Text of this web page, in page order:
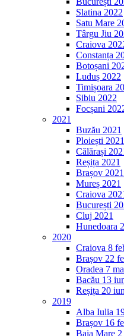
Slatina 2022
Satu Mare
Târgu Jiu
Craiova
Constanța
Botoșani
Luduș 2022
Timișoara
Sibiu 2022
Focșani
2021
Buzău 2021
Ploiești 2021
Călărași
Reșița 2021
Brașov 2021
Mureș 2021
Craiova
București
Cluj 2021
Hunedoara
2020
Craiova 8
Brașov 22
Oradea 7
Bacău 13
Reșița 20
2019
Alba Iulia
Brașov 16
Baia Mare